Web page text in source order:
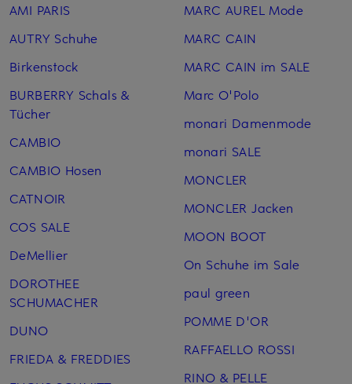
AMI PARIS
AUTRY Schuhe
Birkenstock
BURBERRY Schals &
Tücher
CAMBIO
CAMBIO Hosen
CATNOIR
COS SALE
DeMellier
DOROTHEE
SCHUMACHER
DUNO
FRIEDA & FREDDIES
MARC AUREL Mode
MARC CAIN
MARC CAIN im SALE
Marc O'Polo
monari Damenmode
monari SALE
MONCLER
MONCLER Jacken
MOON BOOT
On Schuhe im Sale
paul green
POMME D'OR
RAFFAELLO ROSSI
RINO & PELLE